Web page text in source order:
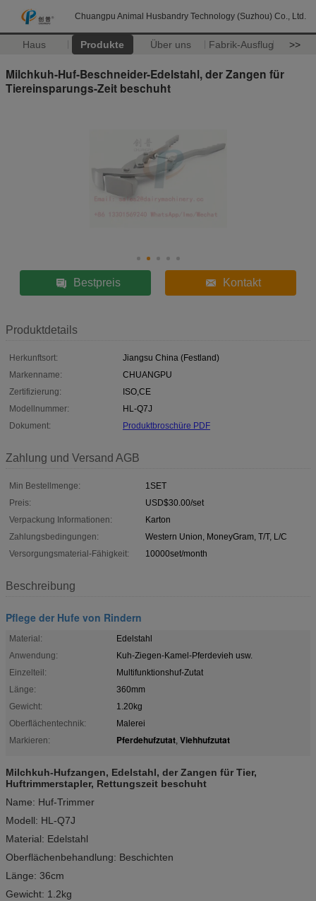
Chuangpu Animal Husbandry Technology (Suzhou) Co., Ltd.
Haus Produkte Über uns Fabrik-Ausflug >>
Milchkuh-Huf-Beschneider-Edelstahl, der Zangen für
Tiereinsparungs-Zeit beschuht
Bestpreis Kontakt
Produktdetails
Herkunftsort:
Jiangsu China (Festland)
Markenname:
CHUANGPU
Zertifizierung:
ISO,CE
Modellnummer:
HL-Q7J
Dokument:
Produktbroschüre PDF
Zahlung und Versand AGB
Min Bestellmenge:
1SET
Preis:
USD$30.00/set
Verpackung Informationen:
Karton
Zahlungsbedingungen:
Western Union, MoneyGram, T/T, L/C
Versorgungsmaterial-Fähigkeit:
10000set/month
Beschreibung
Pflege der Hufe von Rindern
Material:
Edelstahl
Anwendung:
Kuh-Ziegen-Kamel-Pferdevieh usw.
Einzelteil:
Multifunktionshuf-Zutat
Länge:
360mm
Gewicht:
1.20kg
Oberflächentechnik:
Malerei
Markieren:
Pferdehufzutat, Viehhufzutat
Milchkuh-Hufzangen, Edelstahl, der Zangen für Tier,
Huftrimmerstapler, Rettungszeit beschuht
Name: Huf-Trimmer
Modell: HL-Q7J
Material: Edelstahl
Oberflächenbehandlung: Beschichten
Länge: 36cm
Gewicht: 1.2kg